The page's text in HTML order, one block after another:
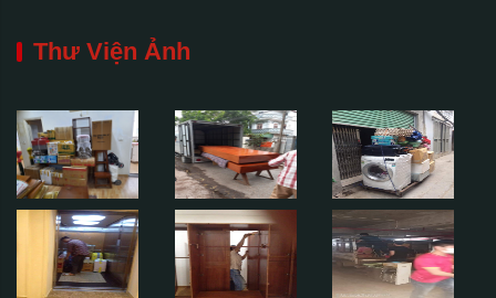
Thư Viện Ảnh